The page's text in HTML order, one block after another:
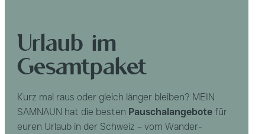
Urlaub im
Gesamtpaket
Kurz mal raus oder gleich länger bleiben? MEIN
SAMNAUN hat die besten Pauschalangebote für
euren Urlaub in der Schweiz – vom Wander-